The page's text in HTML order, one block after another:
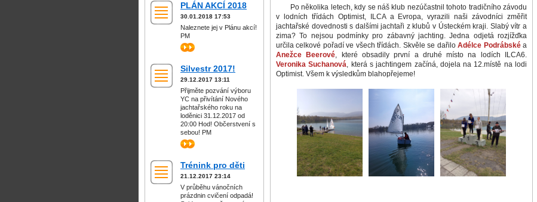
Po několika letech, kdy se náš klub nezúčastnil tohoto tradičního závodu
v lodních třídách Optimist, ILCA a Evropa, vyrazili naši závodníci změřit
jachtařské dovednosti s dalšími jachtaři z klubů v Ústeckém kraji. Slabý vítr a
zima? To nejsou podmínky pro zábavný jachting. Jedna odjetá rozjížďka
určila celkové pořadí ve všech třídách. Skvěle se dařiloAdélce Podrábskéa
Anežce Beerové, které obsadily první a druhé místo na lodích ILCA6.
Veronika Suchanová, která s jachtingem začíná, dojela na 12.místě na lodi
Optimist. Všem k výsledkům blahopřejeme!
PLÁN AKCÍ 2018
30.01.2018 17:53
Naleznete jej v Plánu akcí!
PM
>>
Silvestr 2017!
29.12.2017 13:11
Přijměte pozvání výboru
YC na přivítání Nového
jachtařského roku na
loděnici 31.12.2017 od
20:00 Hod! Občerstvení s
sebou! PM
>>
Trénink pro děti
21.12.2017 23:14
V průběhu vánočních
prázdnin cvičení odpadá!